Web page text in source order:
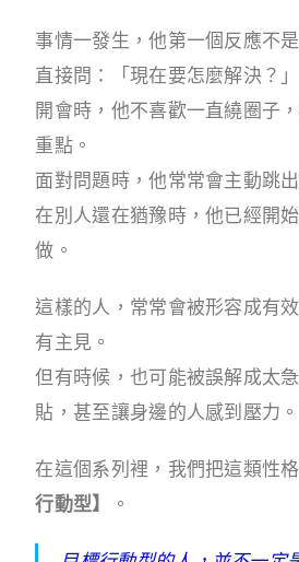
事情一發生，他第一個反應不
直接問：「現在要怎麼解決？」
開會時，他不喜歡一直繞圈子
重點。
面對問題時，他常常會主動跳
在別人還在猶豫時，他已經開
做。
這樣的人，常常會被形容成有
有主見。
但有時候，也可能被誤解成太
貼，甚至讓身邊的人感到壓力。
在這個系列裡，我們把這類性
行動型】
。